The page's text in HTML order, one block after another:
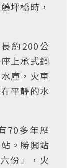
坪橋時，
約200公
上承式鋼
庫，火車
平靜的水
70多年歷
。勝興站
份」，火